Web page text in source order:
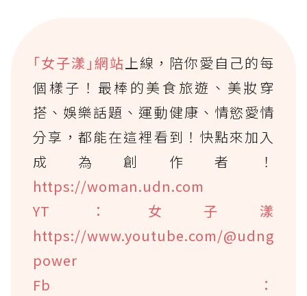
｢女子漾｣網站上線，陪你愛自己的每
個樣子！最棒的美食旅遊、美妝穿
搭、娛樂話題、運動健康、情慾愛情
分享，都能在這裡看到！快點來加入
成為創作者！
https://woman.udn.com
YT：女子漾
https://www.youtube.com/@udng
power
Fb：